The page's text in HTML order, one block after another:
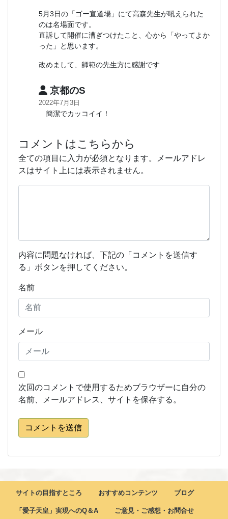
5月3日の「ゴー宣道場」にて高森先生が吼えられた
のは名場面です。
直訴して開催に漕ぎつけたこと、心から「やってよか
った」と思います。
改めまして、師範の先生方に感謝です
京都のS
2022年7月3日
簡潔でカッコイイ！
コメントはこちらから
全ての項目に入力が必須となります。メールアドレ
スはサイト上には表示されません。
内容に問題なければ、下記の「コメントを送信す
る」ボタンを押してください。
名前
メール
次回のコメントで使用するためブラウザーに自分の
名前、メールアドレス、サイトを保存する。
コメントを送信
サイトの目指すところ おすすめコンテンツ ブログ
「愛子天皇」実現へのQ＆A ご意見・ご感想・お問合せ